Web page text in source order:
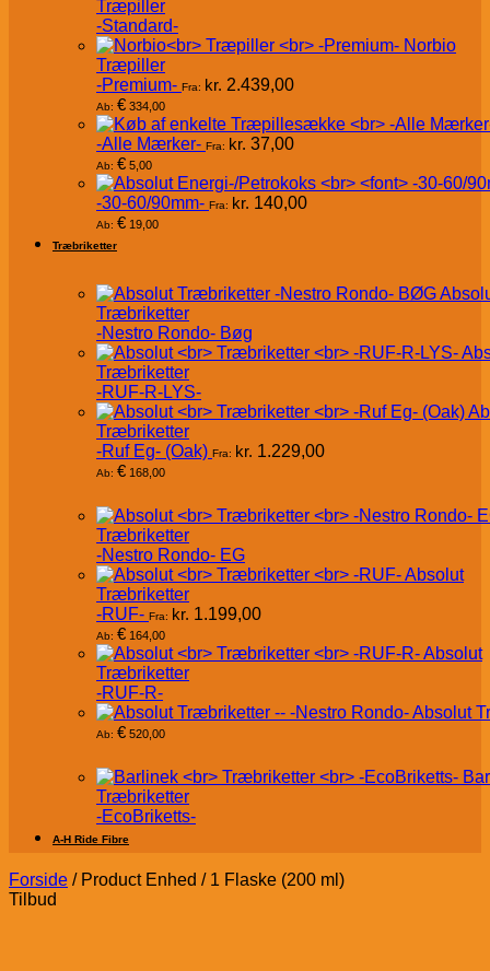
Træpiller
-Standard-
Norbio
Træpiller
-Premium- Fra: kr. 2.439,00
Ab: € 334,00
-Alle Mærker- Fra: kr. 37,00
Ab: € 5,00
-30-60/90mm- Fra: kr. 140,00
Ab: € 19,00
Træbriketter
Træbriketter
-Nestro Rondo- Bøg
Træbriketter
-RUF-R-LYS-
Træbriketter
-Ruf Eg- (Oak) Fra: kr. 1.229,00
Ab: € 168,00
Træbriketter
-Nestro Rondo- EG
Absolut
Træbriketter
-RUF- Fra: kr. 1.199,00
Ab: € 164,00
Absolut
Træbriketter
-RUF-R-
Absolut
Ab: € 520,00
Træbriketter
-EcoBriketts-
A-H Ride Fibre
Forside /Product Enhed /1 Flaske (200 ml)
Tilbud